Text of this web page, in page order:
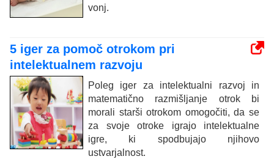
vonj.
5 iger za pomoč otrokom pri
intelektualnem razvoju
Poleg iger za intelektualni razvoj in
matematično razmišljanje otrok bi
morali starši otrokom omogočiti, da se
za svoje otroke igrajo intelektualne
igre, ki spodbujajo njihovo
ustvarjalnost.